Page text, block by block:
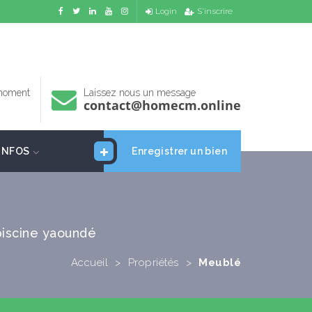
Login S'inscrire
Laissez nous un message
contact@homecm.online
Enregistrer un bien
yaoundé
Accueil > Propriétés > Meublé